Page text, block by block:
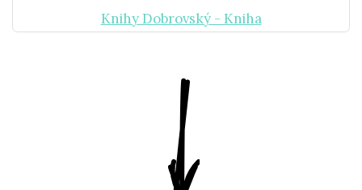
Knihy Dobrovský - Kniha